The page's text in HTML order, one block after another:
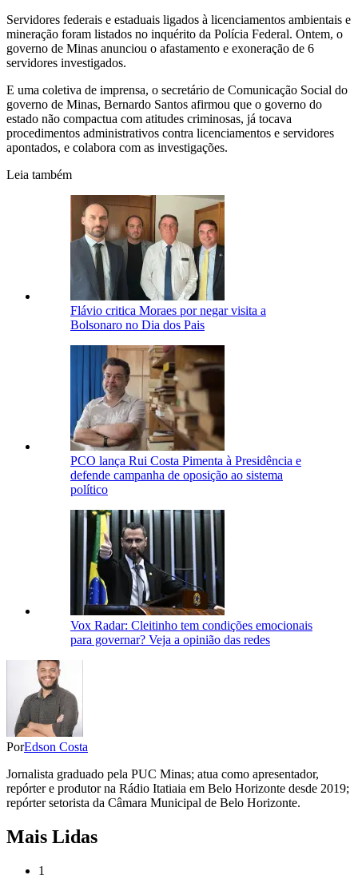
Servidores federais e estaduais ligados à licenciamentos ambientais e
mineração foram listados no inquérito da Polícia Federal. Ontem, o
governo de Minas anunciou o afastamento e exoneração de 6
servidores investigados.
E uma coletiva de imprensa, o secretário de Comunicação Social do
governo de Minas, Bernardo Santos afirmou que o governo do
estado não compactua com atitudes criminosas, já tocava
procedimentos administrativos contra licenciamentos e servidores
apontados, e colabora com as investigações.
Leia também
Flávio critica Moraes por negar visita a
Bolsonaro no Dia dos Pais
PCO lança Rui Costa Pimenta à Presidência e
defende campanha de oposição ao sistema
político
Vox Radar: Cleitinho tem condições emocionais
para governar? Veja a opinião das redes
PorEdson Costa
Jornalista graduado pela PUC Minas; atua como apresentador,
repórter e produtor na Rádio Itatiaia em Belo Horizonte desde 2019;
repórter setorista da Câmara Municipal de Belo Horizonte.
Mais Lidas
1